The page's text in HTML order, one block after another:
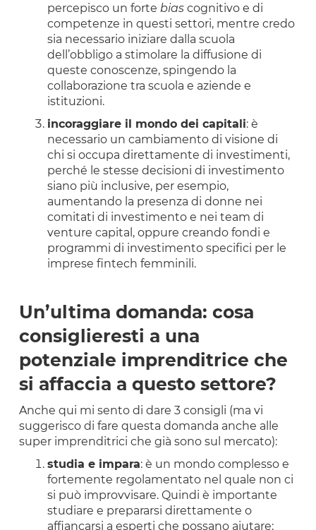
percepisco un forte bias cognitivo e di
competenze in questi settori, mentre credo
sia necessario iniziare dalla scuola
dell’obbligo a stimolare la diffusione di
queste conoscenze, spingendo la
collaborazione tra scuola e aziende e
istituzioni.
incoraggiare il mondo dei capitali: è
necessario un cambiamento di visione di
chi si occupa direttamente di investimenti,
perché le stesse decisioni di investimento
siano più inclusive, per esempio,
aumentando la presenza di donne nei
comitati di investimento e nei team di
venture capital, oppure creando fondi e
programmi di investimento specifici per le
imprese fintech femminili.
Un’ultima domanda: cosa
consiglieresti a una
potenziale imprenditrice che
si affaccia a questo settore?
Anche qui mi sento di dare 3 consigli (ma vi
suggerisco di fare questa domanda anche alle
super imprenditrici che già sono sul mercato):
studia e impara: è un mondo complesso e
fortemente regolamentato nel quale non ci
si può improvvisare. Quindi è importante
studiare e prepararsi direttamente o
affiancarsi a esperti che possano aiutare;